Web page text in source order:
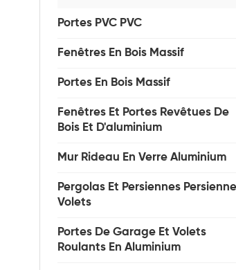
Portes PVC PVC
Fenêtres En Bois Massif
Portes En Bois Massif
Fenêtres Et Portes Revêtues De
Bois Et D'aluminium
Mur Rideau En Verre Aluminium
Pergolas Et Persiennes
Volets
Portes De Garage Et Volets
Roulants En Aluminium